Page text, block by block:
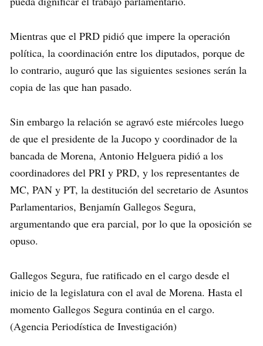
Mientras que el PRD pidió que impere la operación
política, la coordinación entre los diputados, porque de
lo contrario, auguró que las siguientes sesiones serán la
copia de las que han pasado.
Sin embargo la relación se agravó este miércoles luego
de que el presidente de la Jucopo y coordinador de la
bancada de Morena, Antonio Helguera pidió a los
coordinadores del PRI y PRD, y los representantes de
MC, PAN y PT, la destitución del secretario de Asuntos
Parlamentarios, Benjamín Gallegos Segura,
argumentando que era parcial, por lo que la oposición se
opuso.
Gallegos Segura, fue ratificado en el cargo desde el
inicio de la legislatura con el aval de Morena. Hasta el
momento Gallegos Segura continúa en el cargo.
(Agencia Periodística de Investigación)